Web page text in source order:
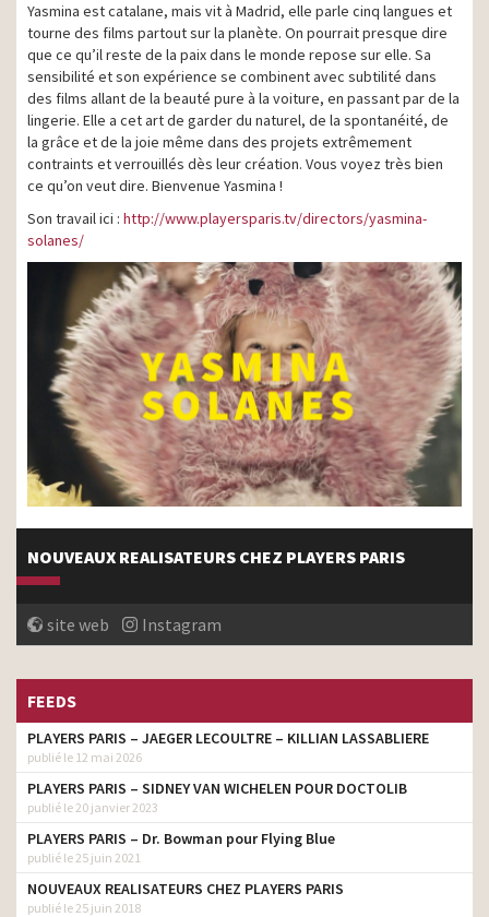
Yasmina est catalane, mais vit à Madrid, elle parle cinq langues et
tourne des films partout sur la planète. On pourrait presque dire
que ce qu’il reste de la paix dans le monde repose sur elle. Sa
sensibilité et son expérience se combinent avec subtilité dans
des films allant de la beauté pure à la voiture, en passant par de la
lingerie. Elle a cet art de garder du naturel, de la spontanéité, de
la grâce et de la joie même dans des projets extrêmement
contraints et verrouillés dès leur création. Vous voyez très bien
ce qu’on veut dire. Bienvenue Yasmina !
Son travail ici : http://www.playersparis.tv/directors/yasmina-
solanes/
NOUVEAUX REALISATEURS CHEZ PLAYERS PARIS
site web Instagram
FEEDS
PLAYERS PARIS – JAEGER LECOULTRE – KILLIAN LASSABLIERE
publié le 12 mai 2026
PLAYERS PARIS – SIDNEY VAN WICHELEN POUR DOCTOLIB
publié le 20 janvier 2023
PLAYERS PARIS – Dr. Bowman pour Flying Blue
publié le 25 juin 2021
NOUVEAUX REALISATEURS CHEZ PLAYERS PARIS
publié le 25 juin 2018